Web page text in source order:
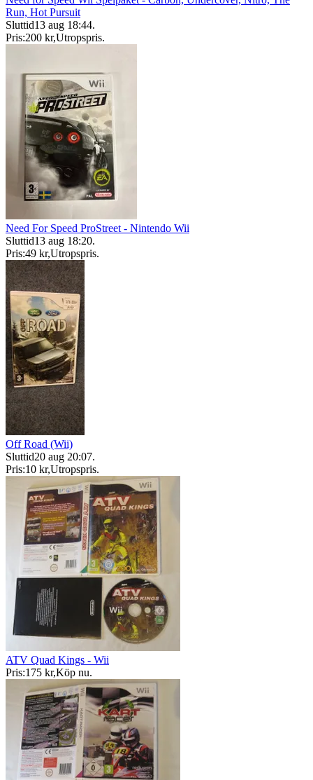
Run, Hot Pursuit
Sluttid13 aug 18:44.
Pris:200 kr,Utropspris.
Need For Speed ProStreet - Nintendo Wii
Sluttid13 aug 18:20.
Pris:49 kr,Utropspris.
Off Road (Wii)
Sluttid20 aug 20:07.
Pris:10 kr,Utropspris.
ATV Quad Kings - Wii
Pris:175 kr,Köp nu.